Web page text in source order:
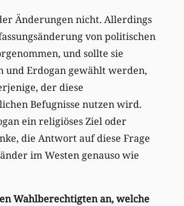
Änderungen nicht. Allerdings
von politischen
und sollte sie
und Erdogan gewählt werden,
der diese
Befugnisse nutzen wird.
ein religiöses Ziel oder
die Antwort auf diese Frage
im Westen genauso wie
Wahlberechtigten an, welche